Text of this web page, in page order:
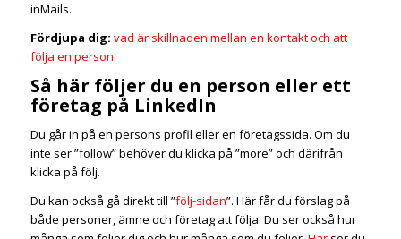
inMails.
Fördjupa dig: vad är skillnaden mellan en kontakt och att
följa en person
Så här följer du en person eller ett
företag på LinkedIn
Du går in på en persons profil eller en företagssida. Om du
inte ser ”follow” behöver du klicka på ”more” och därifrån
klicka på följ.
Du kan också gå direkt till ”följ-sidan”. Här får du förslag på
både personer, ämne och företag att följa. Du ser också hur